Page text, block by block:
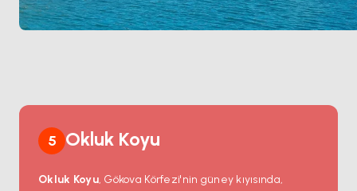
5 Okluk Koyu
Okluk Koyu, Gökova Körfezi'nin güney kıyısında,